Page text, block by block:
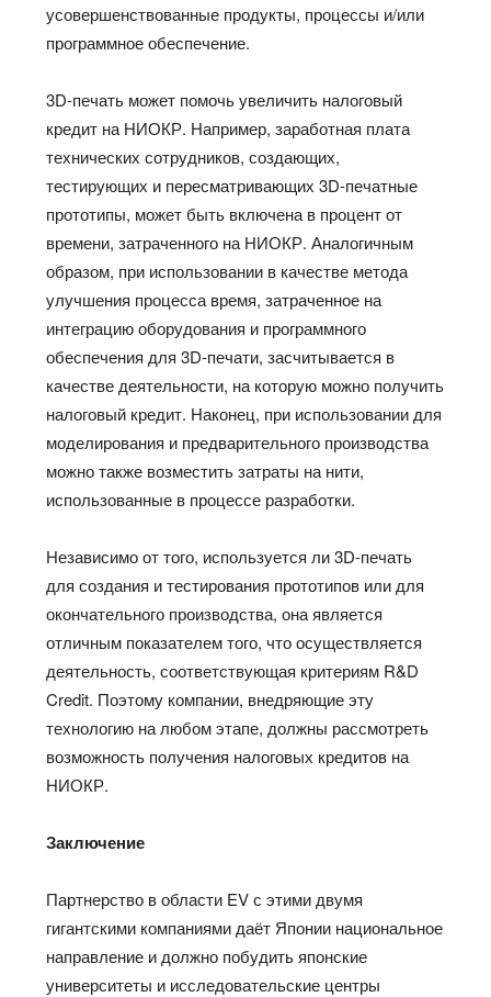
усовершенствованные продукты, процессы и/или
программное обеспечение.
3D-печать может помочь увеличить налоговый
кредит на НИОКР. Например, заработная плата
технических сотрудников, создающих,
тестирующих и пересматривающих 3D-печатные
прототипы, может быть включена в процент от
времени, затраченного на НИОКР. Аналогичным
образом, при использовании в качестве метода
улучшения процесса время, затраченное на
интеграцию оборудования и программного
обеспечения для 3D-печати, засчитывается в
качестве деятельности, на которую можно получить
налоговый кредит. Наконец, при использовании для
моделирования и предварительного производства
можно также возместить затраты на нити,
использованные в процессе разработки.
Независимо от того, используется ли 3D-печать
для создания и тестирования прототипов или для
окончательного производства, она является
отличным показателем того, что осуществляется
деятельность, соответствующая критериям R&D
Credit. Поэтому компании, внедряющие эту
технологию на любом этапе, должны рассмотреть
возможность получения налоговых кредитов на
НИОКР.
Заключение
Партнерство в области EV с этими двумя
гигантскими компаниями даёт Японии национальное
направление и должно побудить японские
университеты и исследовательские центры